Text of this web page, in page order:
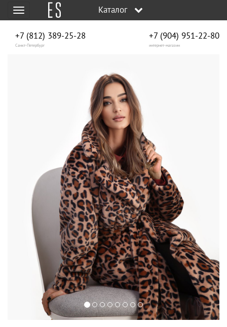
Меню Каталог
+7 (812) 389-25-28
Санкт-Петербург
+7 (904) 951‑22‑80
интернет-магазин